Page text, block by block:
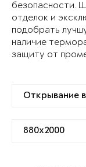
безопасности.
отделок и
подобрать
наличие
защиту от